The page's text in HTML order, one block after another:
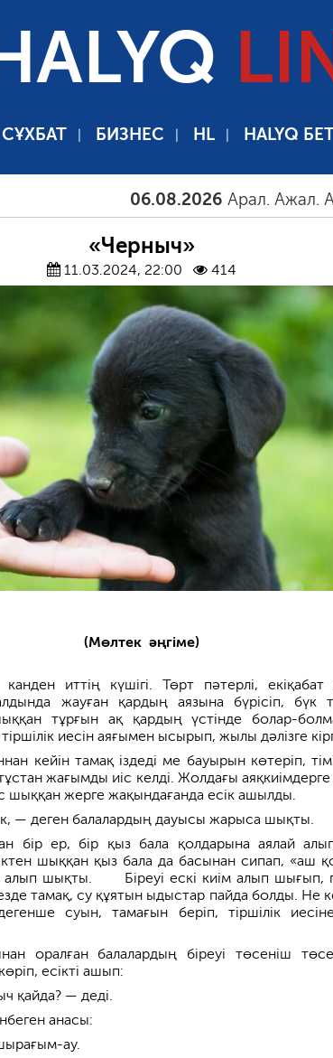
СҰХБАТ БИЗНЕС HL HALYQ
06.08.2026 Арал. Ажал. Айғақ
«Черныч»
11.03.2024, 22:00 414
(Мөлтек әңгіме)
канден иттің күшігі. Төрт пәтерлі,
жауған қардың аязына бүрісіп, бүк
тұрғын ақ қардың үстінде болар-
иесін аяғымен ысырып, жылы дәлізге
кейін тамақ іздеді ме бауырын көтеріп,
жағымды иіс келді. Жолдағы аяқкиімдерге
шыққан жерге жақындағанда есік ашылды.
— деген балалардың дауысы жарыса шықты.
бір ер, бір қыз бала қолдарына аялай
шыққан қыз бала да басынан сипап, «аш
алып шықты. Біреуі ескі киім алып шығып,
тамақ, су құятын ыдыстар пайда болды. Не
суын, тамағын беріп, тіршілік иесіне
оралған балалардың біреуі төсеніш
есікті ашып:
қайда? — деді.
анасы:
ау.